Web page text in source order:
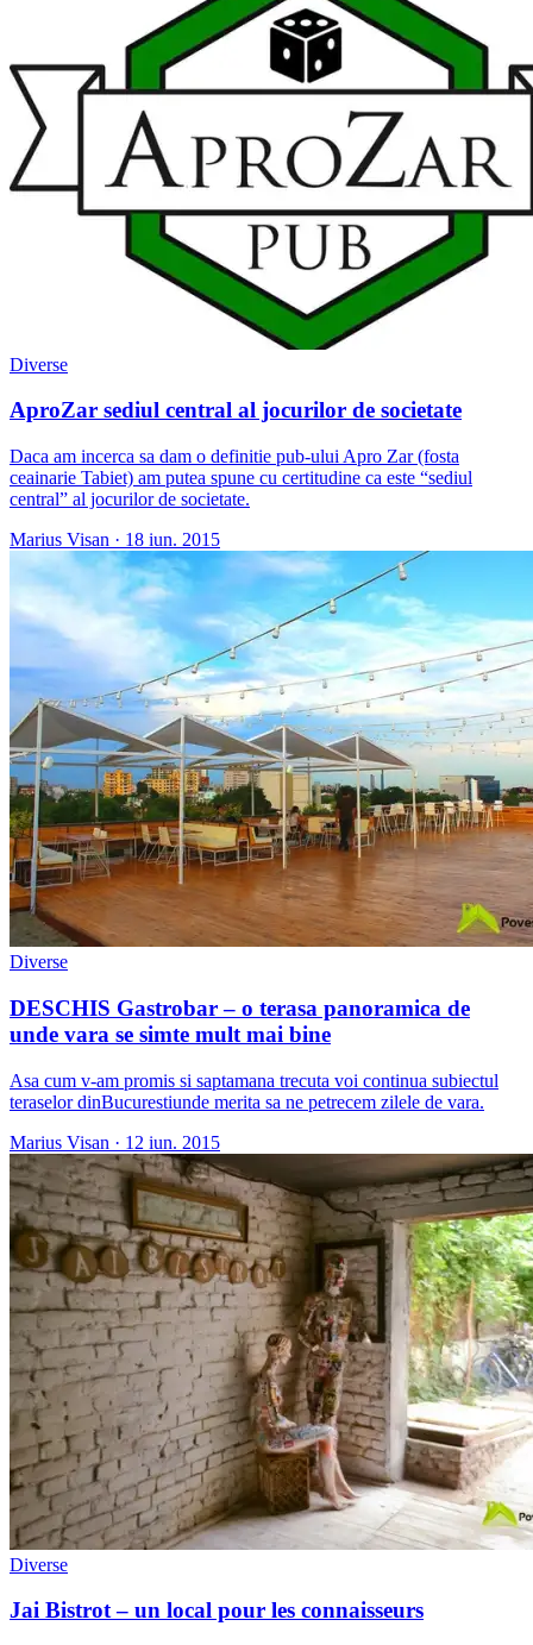
Diverse
AproZar sediul central al jocurilor de societate
Daca am incerca sa dam o definitie pub-ului Apro Zar (fosta
ceainarie Tabiet) am putea spune cu certitudine ca este “sediul
central” al jocurilor de societate.
Marius Visan · 18 iun. 2015
Diverse
DESCHIS Gastrobar – o terasa panoramica de
unde vara se simte mult mai bine
Asa cum v-am promis si saptamana trecuta voi continua subiectul
teraselor dinBucurestiunde merita sa ne petrecem zilele de vara.
Marius Visan · 12 iun. 2015
Diverse
Jai Bistrot – un local pour les connaisseurs